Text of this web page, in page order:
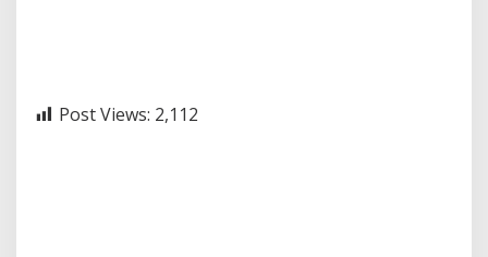
Post Views: 2,112